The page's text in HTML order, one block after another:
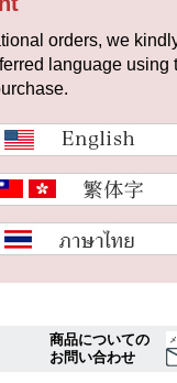
orders, we
language
商品についての
お問い合わせ